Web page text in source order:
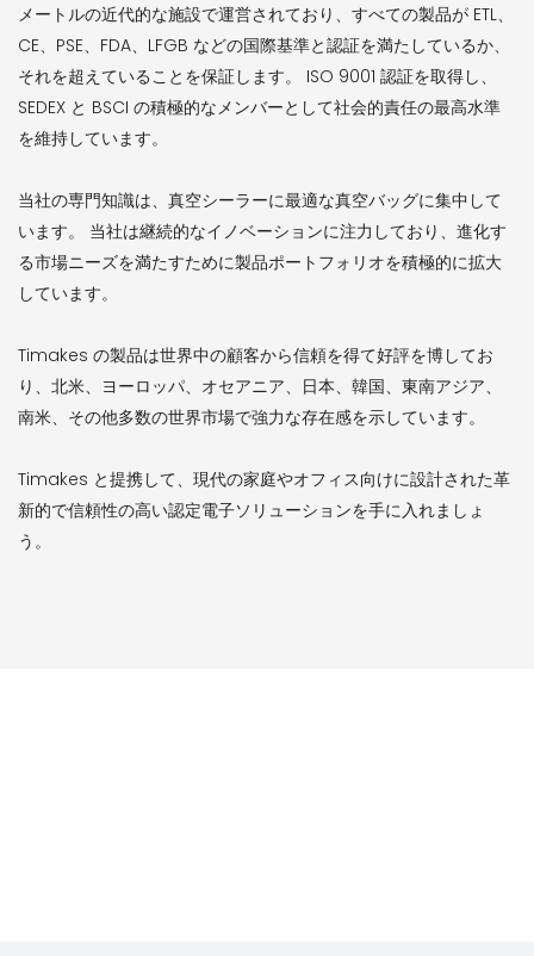
メートルの近代的な施設で運営されており、すべての製品が ETL、
CE、PSE、FDA、LFGB などの国際基準と認証を満たしているか、
それを超えていることを保証します。 ISO 9001 認証を取得し、
SEDEX と BSCI の積極的なメンバーとして社会的責任の最高水準
を維持しています。
当社の専門知識は、真空シーラーに最適な真空バッグに集中して
います。 当社は継続的なイノベーションに注力しており、進化す
る市場ニーズを満たすために製品ポートフォリオを積極的に拡大
しています。
Timakes の製品は世界中の顧客から信頼を得て好評を博してお
り、北米、ヨーロッパ、オセアニア、日本、韓国、東南アジア、
南米、その他多数の世界市場で強力な存在感を示しています。
Timakes と提携して、現代の家庭やオフィス向けに設計された革
新的で信頼性の高い認定電子ソリューションを手に入れましょ
う。